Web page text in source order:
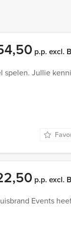
p.p. excl.
spelen. Jullie
p.p. excl.
Events